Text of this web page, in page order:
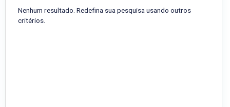
Nenhum resultado. Redefina sua pesquisa usando outros
critérios.